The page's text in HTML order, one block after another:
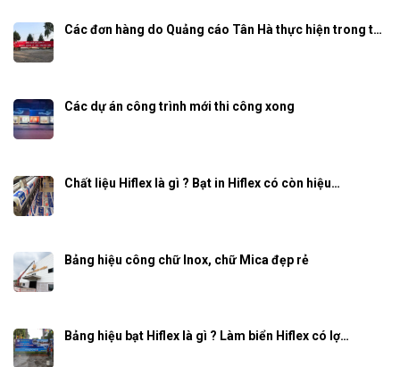
Các đơn hàng do Quảng cáo Tân Hà thực hiện trong t…
Các dự án công trình mới thi công xong
Chất liệu Hiflex là gì ? Bạt in Hiflex có còn hiệu…
Bảng hiệu công chữ Inox, chữ Mica đẹp rẻ
Bảng hiệu bạt Hiflex là gì ? Làm biển Hiflex có lợ…